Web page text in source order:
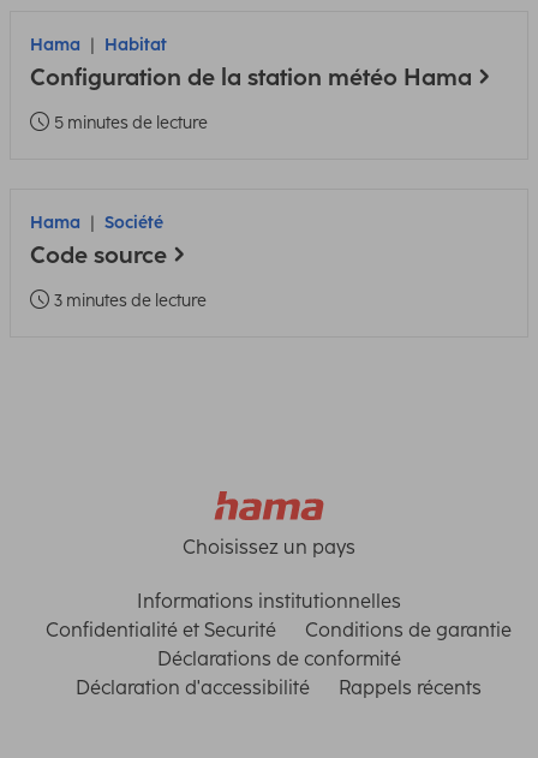
Hama Habitat
Configuration de la station météo Hama
5 minutes de lecture
Hama Société
Code source
3 minutes de lecture
Choisissez un pays
Informations institutionnelles
Confidentialité et Securité
Conditions de garantie
Déclarations de conformité
Déclaration d'accessibilité
Rappels récents